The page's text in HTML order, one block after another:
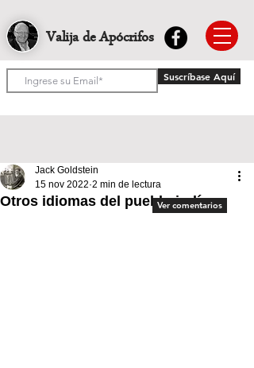
Valija de Apócrifos
Suscríbase Aquí
Otros idiomas del pueblo judío
Jack Goldstein
15 nov 2022 2 min de lectura
Ver comentarios